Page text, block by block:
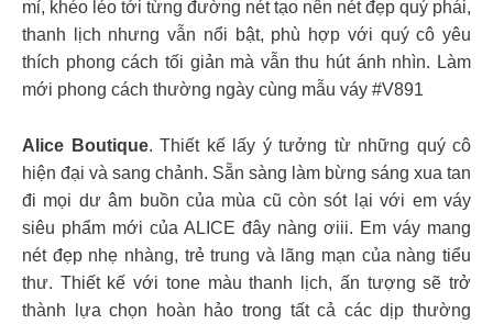
mỉ, khéo léo tới từng đường nét tạo nên nét đẹp quý phái,
thanh lịch nhưng vẫn nổi bật, phù hợp với quý cô yêu
thích phong cách tối giản mà vẫn thu hút ánh nhìn. Làm
mới phong cách thường ngày cùng mẫu váy #V891
Alice Boutique. Thiết kế lấy ý tưởng từ những quý cô
hiện đại và sang chảnh. Sẵn sàng làm bừng sáng xua tan
đi mọi dư âm buồn của mùa cũ còn sót lại với em váy
siêu phẩm mới của ALICE đây nàng ơiii. Em váy mang
nét đẹp nhẹ nhàng, trẻ trung và lãng mạn của nàng tiểu
thư. Thiết kế với tone màu thanh lịch, ấn tượng sẽ trở
thành lựa chọn hoàn hảo trong tất cả các dịp thường